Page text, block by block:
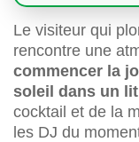
Le visiteur qui
rencontre une
commencer la
soleil dans un
cocktail et de la
les DJ du